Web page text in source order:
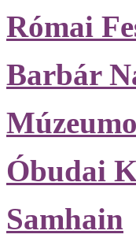
Római
Barbár
Óbudai
Samhain